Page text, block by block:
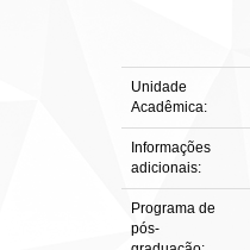
Unidade
Acadêmica:
Informações
adicionais:
Programa de
pós-